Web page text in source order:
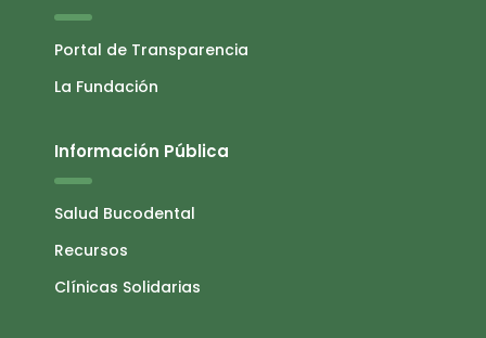
Portal de Transparencia
La Fundación
Información Pública
Salud Bucodental
Recursos
Clínicas Solidarias